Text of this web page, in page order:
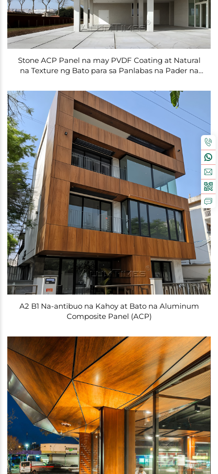
Stone ACP Panel na may PVDF Coating at Natural
na Texture ng Bato para sa Panlabas na Pader na
A2 B1 Na-antibuo na Kahoy at Bato na Aluminum
Composite Panel (ACP)